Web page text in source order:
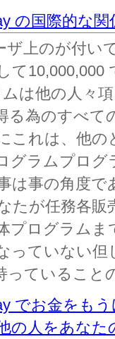
の国際的な
ザ上のが付い
て10,000,000
は他の人々
る為のすべ
これは、他
グラムプロ
は事の角度
たが任務各
プログラム
っていない
っていること
でお金をも
の人をあな